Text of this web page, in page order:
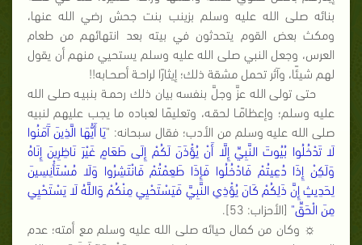
بنائه صلى الله عليه وسلم بزينب بنت جحش رضي الله عنها،
ومكث بعض القوم يتحدثون في بيته بعد انتهائهم من طعام
العرس، وجعل النبي صلى الله عليه وسلم يستحيي منهم أن يقول
لهم شيئًا، وآثر تحمل مشقة ذلك؛ إيثارًا لراحـة أصحـابه!!
حتى تولى الله عزَّ وجلَّ بنفسه بيان ذلك رحمـة بنبيـه صلى الله
عليه وسلم؛ وإعظامًـا لحقـه، وتعليمًا لعباده ما يجب عليهم لنبيه
صلى الله عليه وسلم من الأدب؛ فقال سبحانه: "يَا أَيُّهَا الَّذِينَ آَمَنُوا
لَا تَدْخُلُوا بُيُوتَ النَّبِيِّ إِلَّا أَنْ يُؤْذَنَ لَكُمْ إِلَى طَعَامٍ غَيْرَ نَاظِرِينَ إِنَاهُ
وَلَكِنْ إِذَا دُعِيتُمْ فَادْخُلُوا فَإِذَا طَعِمْتُمْ فَانْتَشِرُوا وَلَا مُسْتَأْنِسِينَ
لِحَدِيثٍ إِنَّ ذَلِكُمْ كَانَ يُؤْذِي النَّبِيَّ فَيَسْتَحْيِي مِنْكُمْ وَاللَّهُ لَا يَسْتَحْيِي
مِنَ الْحَقِّ" [الأحزاب: 53].
☼ وكان من كمال حيائه صلى الله عليه وسلم مع أمته؛ عدم